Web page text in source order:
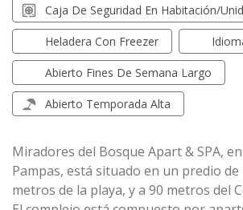
Caja De Seguridad En Habitación/
Heladera Con Freezer
Abierto Fines De Semana Largo
Abierto Temporada Alta
Miradores del Bosque Apart & SPA,
Pampas, está situado en un predio de
metros de la playa, y a 90 metros del